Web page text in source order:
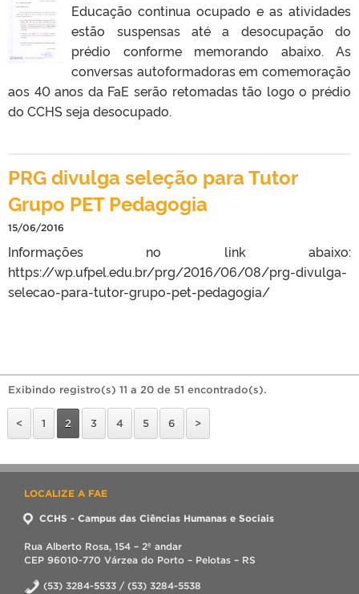
Educação continua ocupado e as atividades
estão suspensas até a desocupação do
prédio conforme memorando abaixo. As
conversas autoformadoras em comemoração
aos 40 anos da FaE serão retomadas tão logo o prédio
do CCHS seja desocupado.
PRG divulga seleção para Tutor
Grupo PET Pedagogia
15/06/2016
Informações no link abaixo:
https://wp.ufpel.edu.br/prg/2016/06/08/prg-divulga-
selecao-para-tutor-grupo-pet-pedagogia/
Exibindo registro(s) 11 a 20 de 51 encontrado(s).
< 1 2 3 4 5 6 >
LOCALIZE A FAE
CCHS - Campus das Ciências Humanas e Sociais
Rua Alberto Rosa, 154 – 2º andar
CEP 96010-770 Várzea do Porto – Pelotas – RS
(53) 3284-5533 / (53) 3284-5538